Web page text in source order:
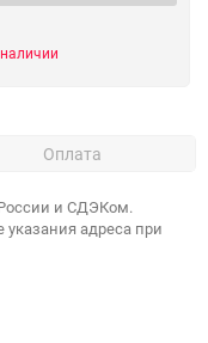
Оплата
России и СДЭКом.
указания адреса при